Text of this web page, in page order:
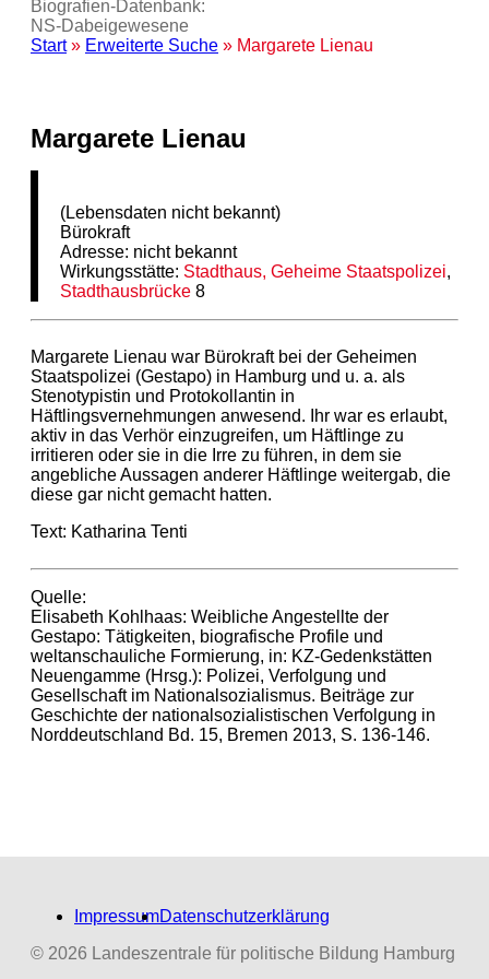
Biografien-Datenbank:
NS‑Dabeigewesene
Start» Erweiterte Suche » Margarete Lienau
Margarete Lienau
(Lebensdaten nicht bekannt)
Bürokraft
Adresse: nicht bekannt
Wirkungsstätte: Stadthaus, Geheime Staatspolizei,
Stadthausbrücke 8
Margarete Lienau war Bürokraft bei der Geheimen
Staatspolizei (Gestapo) in Hamburg und u. a. als
Stenotypistin und Protokollantin in
Häftlingsvernehmungen anwesend. Ihr war es erlaubt,
aktiv in das Verhör einzugreifen, um Häftlinge zu
irritieren oder sie in die Irre zu führen, in dem sie
angebliche Aussagen anderer Häftlinge weitergab, die
diese gar nicht gemacht hatten.
Text: Katharina Tenti
Quelle:
Elisabeth Kohlhaas: Weibliche Angestellte der
Gestapo: Tätigkeiten, biografische Profile und
weltanschauliche Formierung, in: KZ-Gedenkstätten
Neuengamme (Hrsg.): Polizei, Verfolgung und
Gesellschaft im Nationalsozialismus. Beiträge zur
Geschichte der nationalsozialistischen Verfolgung in
Norddeutschland Bd. 15, Bremen 2013, S. 136-146.
ImpressumDatenschutzerklärung
© 2026 Landeszentrale für politische Bildung Hamburg